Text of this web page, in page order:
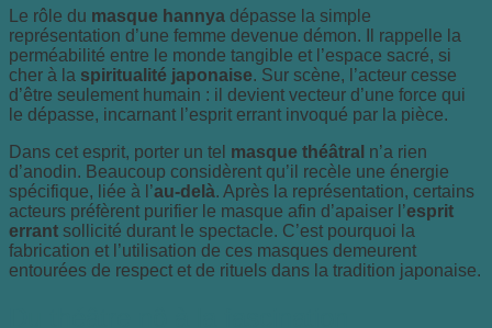
Le rôle du masque hannya dépasse la simple
représentation d’une femme devenue démon. Il rappelle la
perméabilité entre le monde tangible et l’espace sacré, si
cher à la spiritualité japonaise. Sur scène, l’acteur cesse
d’être seulement humain : il devient vecteur d’une force qui
le dépasse, incarnant l’esprit errant invoqué par la pièce.
Dans cet esprit, porter un tel masque théâtral n’a rien
d’anodin. Beaucoup considèrent qu’il recèle une énergie
spécifique, liée à l’au-delà. Après la représentation, certains
acteurs préfèrent purifier le masque afin d’apaiser l’esprit
errant sollicité durant le spectacle. C’est pourquoi la
fabrication et l’utilisation de ces masques demeurent
entourées de respect et de rituels dans la tradition japonaise.